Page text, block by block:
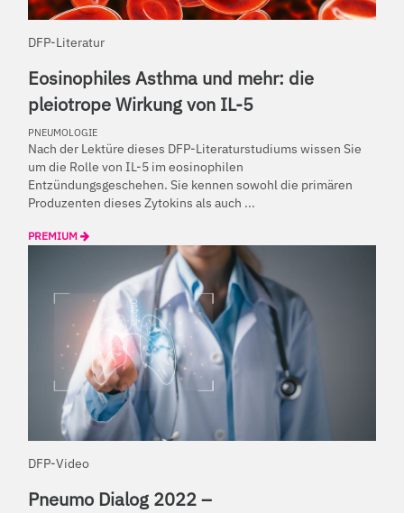
DFP-Literatur
Eosinophiles Asthma und mehr: die
pleiotrope Wirkung von IL-5
PNEUMOLOGIE
Nach der Lektüre dieses DFP-Literaturstudiums wissen Sie
um die Rolle von IL-5 im eosinophilen
Entzündungsgeschehen. Sie kennen sowohl die primären
Produzenten dieses Zytokins als auch ...
PREMIUM
DFP-Video
Pneumo Dialog 2022 –